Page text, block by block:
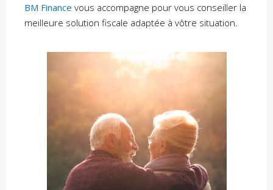
BM Finance vous accompagne pour vous conseiller la
meilleure solution fiscale adaptée à vôtre situation.